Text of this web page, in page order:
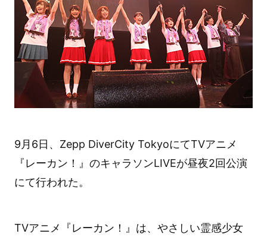
9月6日、Zepp DiverCity TokyoにてTVアニメ
『レーカン！』のキャラソンLIVEが昼夜2回公演
にて行われた。
TVアニメ『レーカン！』は、やさしい霊感少女